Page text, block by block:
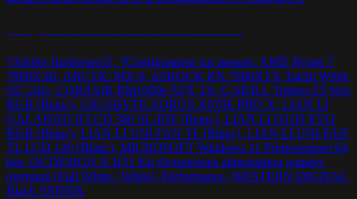
*Atelier Hardware31, *Configurateur sur mesure, AMD Ryzen 7
7800X3D, ARCTIC MX-6, ASROCK RX 7900XTX Taichi White
OC 24G, CORSAIR RM1000e ATX 3.0, G.SKILL Trident Z5 Neo
RGB (Blanc), GIGABYTE AORUS X670E PRO X, LIAN LI
GALAHAD II LCD 360 SL-INF (Blanc), LIAN LI O11D EVO
RGB (Blanc), LIAN LI UNI FAN TL (Blanc), LIAN LI UNI FAN
TL LCD 120 (Blanc), MICROSOFT Windows 11 Professionnel 64
bits, OCDESIGN X H31 Kit d'extensions alimentation gainées
premium (Full White / White), Performance, WESTERN DIGITAL
Black SN850X